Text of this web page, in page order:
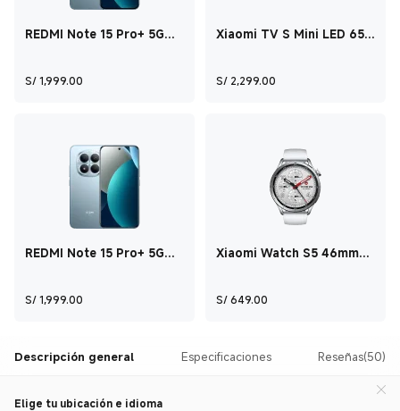
REDMI Note 15 Pro+ 5G
S/1,999.00 Current Price S/ 1,999
Xiaomi TV S Mini LED 65
S/ 2,299.00
REDMI Note 15 Pro+ 5G
S/1,999.00 Current Price S/ 1,999
Xiaomi Watch S5 46mm
S/649.00
Descripción general Especificaciones Reseñas(50)